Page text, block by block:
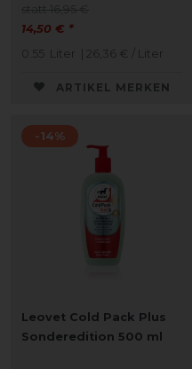
14,50 € *
0.55 Liter | 26,36 € / Liter
ARTIKEL MERKEN
-14%
Leovet Cold Pack Plus
Sonderedition 500 ml